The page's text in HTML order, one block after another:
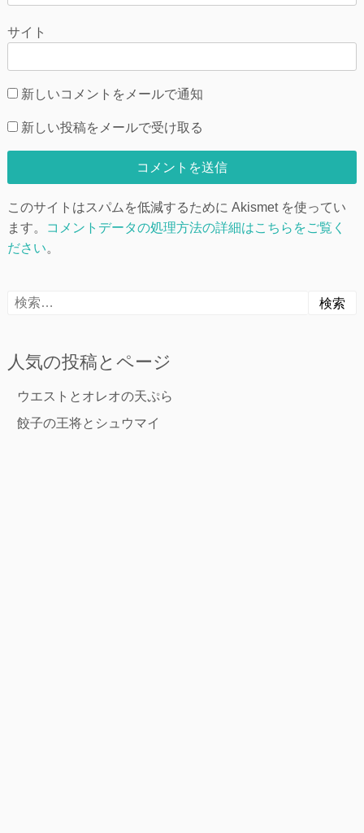
サイト
新しいコメントをメールで通知
新しい投稿をメールで受け取る
このサイトはスパムを低減するために Akismet を使ってい
ます。
コメントデータの処理方法の詳細はこちらをご覧く
ださい。
検
人気の投稿とページ
ウエストとオレオの天ぷら
餃子の王将とシュウマイ